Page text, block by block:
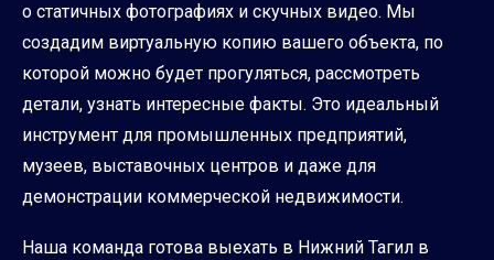
о статичных фотографиях и скучных видео. Мы
создадим виртуальную копию вашего объекта, по
которой можно будет прогуляться, рассмотреть
детали, узнать интересные факты. Это идеальный
инструмент для промышленных предприятий,
музеев, выставочных центров и даже для
демонстрации коммерческой недвижимости.
Наша команда готова выехать в Нижний Тагил в